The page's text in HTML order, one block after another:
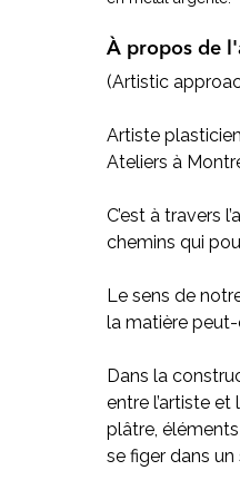
À propos de
(Artistic
Artiste
Ateliers à
C’est à travers
chemins qui
Le sens de
la matière peut-
Dans la
entre l’artiste et
plâtre,
se figer dans un